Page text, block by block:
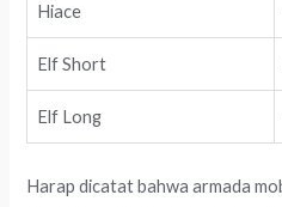
Hiace
Elf Short
Elf Long
Harap dicatat bahwa armada